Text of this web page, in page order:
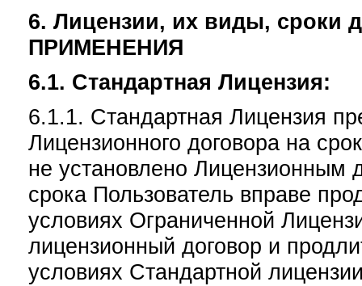
6. Лицензии, их виды, сроки
ПРИМЕНЕНИЯ
6.1. Стандартная Лицензия:
6.1.1. Стандартная Лицензия
Лицензионного договора на
не установлено Лицензионным
срока Пользователь вправе
условиях Ограниченной
лицензионный договор и
условиях Стандартной